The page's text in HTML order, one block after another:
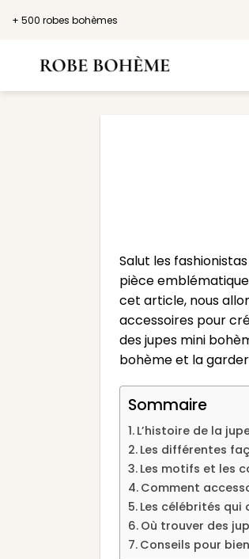
+ 500 robes bohèmes
Salut les
pièce
cet article, nous
accessoires pour
des jupes mini
bohème et la
Sommaire
L’histoire de la
Les différentes
Les motifs et les
Comment
Les célébrités
Où trouver des
Conseils pour